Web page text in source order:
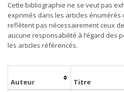
Cette bibliographie ne se veut pas
exprimés dans les articles
reflètent pas nécessairement ceux de
aucune responsabilité à l’égard des
les articles référencés.
Auteur Titre